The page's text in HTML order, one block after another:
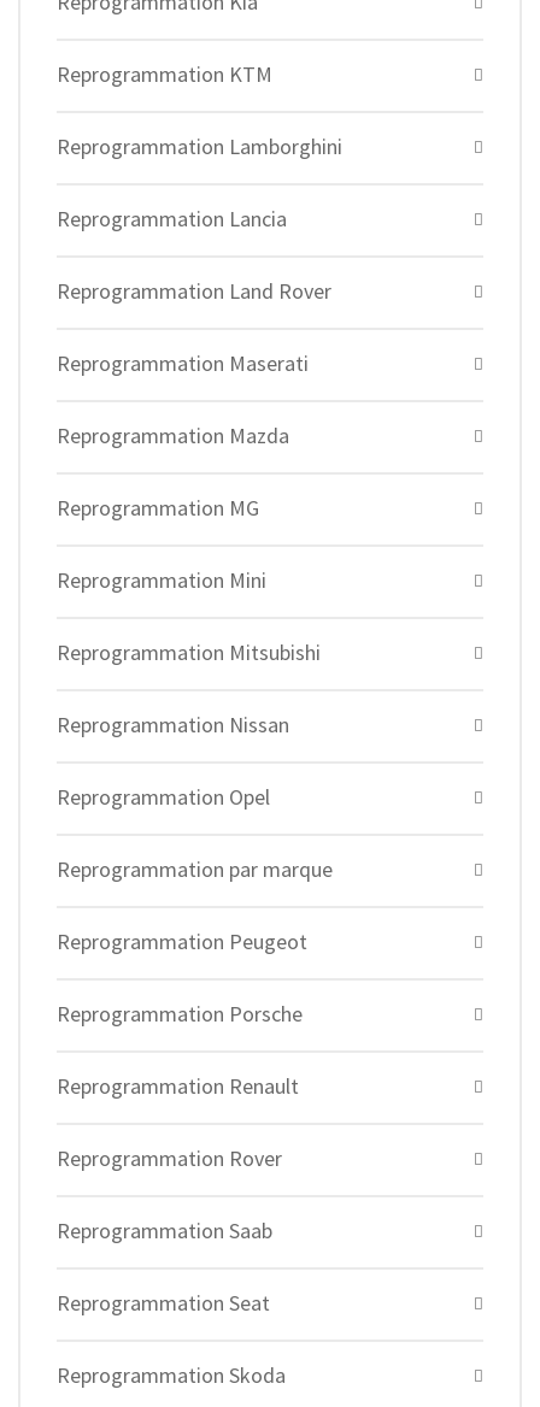
Reprogrammation KTM
Reprogrammation Lamborghini
Reprogrammation Lancia
Reprogrammation Land Rover
Reprogrammation Maserati
Reprogrammation Mazda
Reprogrammation MG
Reprogrammation Mini
Reprogrammation Mitsubishi
Reprogrammation Nissan
Reprogrammation Opel
Reprogrammation par marque
Reprogrammation Peugeot
Reprogrammation Porsche
Reprogrammation Renault
Reprogrammation Rover
Reprogrammation Saab
Reprogrammation Seat
Reprogrammation Skoda